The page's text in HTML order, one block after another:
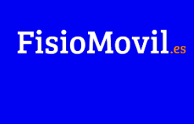
contenido